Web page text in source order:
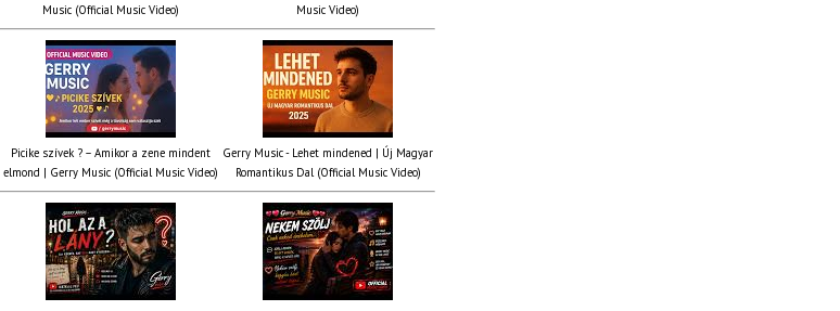
Music (Official Music Video)
Music Video)
Picike szívek ? – Amikor a zene mindent
elmond | Gerry Music (Official Music Video)
Gerry Music - Lehet mindened | Új Magyar
Romantikus Dal (Official Music Video)